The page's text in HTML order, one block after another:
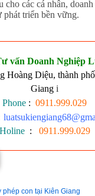
cho các cá nhân,
phát triển bền vững.
vấn Doanh Nghiệp
Hoàng Diệu, thành
Giang i
Phone : 0911.999.029
Holine : 0911.999.029
phép con tại Kiên Giang